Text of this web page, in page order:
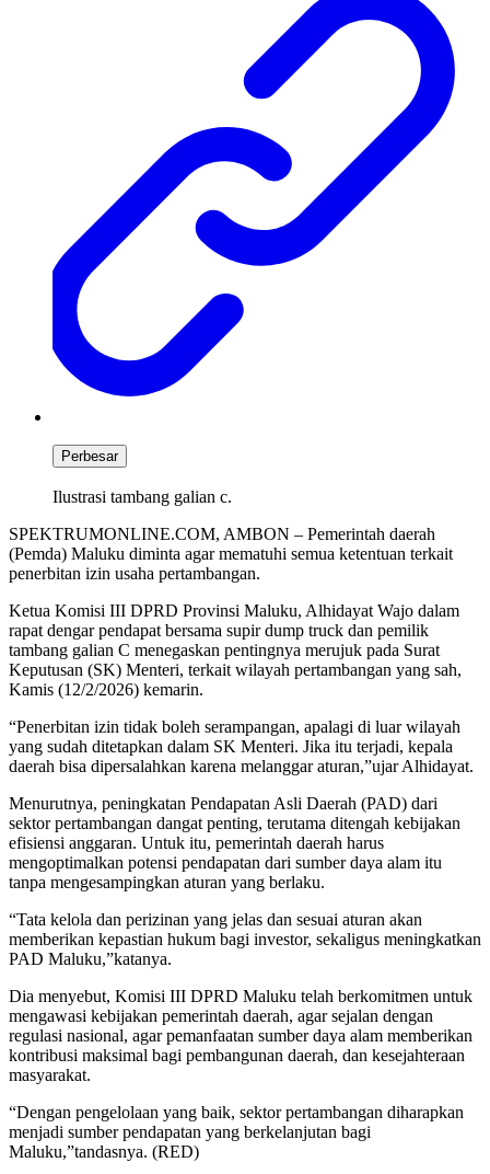
Perbesar
Ilustrasi tambang galian c.
SPEKTRUMONLINE.COM, AMBON – Pemerintah daerah
(Pemda) Maluku diminta agar mematuhi semua ketentuan terkait
penerbitan izin usaha pertambangan.
Ketua Komisi III DPRD Provinsi Maluku, Alhidayat Wajo dalam
rapat dengar pendapat bersama supir dump truck dan pemilik
tambang galian C menegaskan pentingnya merujuk pada Surat
Keputusan (SK) Menteri, terkait wilayah pertambangan yang sah,
Kamis (12/2/2026) kemarin.
“Penerbitan izin tidak boleh serampangan, apalagi di luar wilayah
yang sudah ditetapkan dalam SK Menteri. Jika itu terjadi, kepala
daerah bisa dipersalahkan karena melanggar aturan,”ujar Alhidayat.
Menurutnya, peningkatan Pendapatan Asli Daerah (PAD) dari
sektor pertambangan dangat penting, terutama ditengah kebijakan
efisiensi anggaran. Untuk itu, pemerintah daerah harus
mengoptimalkan potensi pendapatan dari sumber daya alam itu
tanpa mengesampingkan aturan yang berlaku.
“Tata kelola dan perizinan yang jelas dan sesuai aturan akan
memberikan kepastian hukum bagi investor, sekaligus meningkatkan
PAD Maluku,”katanya.
Dia menyebut, Komisi III DPRD Maluku telah berkomitmen untuk
mengawasi kebijakan pemerintah daerah, agar sejalan dengan
regulasi nasional, agar pemanfaatan sumber daya alam memberikan
kontribusi maksimal bagi pembangunan daerah, dan kesejahteraan
masyarakat.
“Dengan pengelolaan yang baik, sektor pertambangan diharapkan
menjadi sumber pendapatan yang berkelanjutan bagi
Maluku,”tandasnya. (RED)